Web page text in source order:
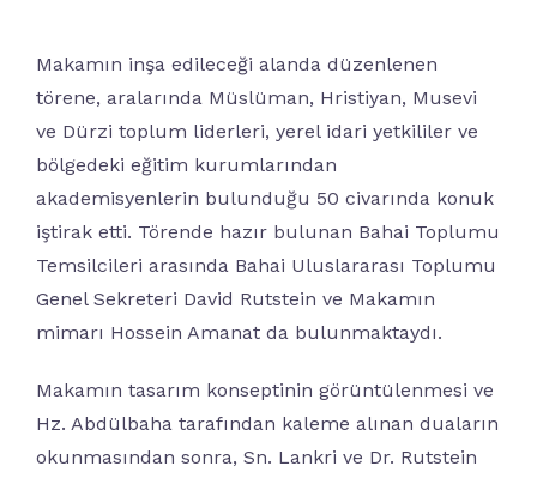
Makamın inşa edileceği alanda düzenlenen
törene, aralarında Müslüman, Hristiyan, Musevi
ve Dürzi toplum liderleri, yerel idari yetkililer ve
bölgedeki eğitim kurumlarından
akademisyenlerin bulunduğu 50 civarında konuk
iştirak etti. Törende hazır bulunan Bahai Toplumu
Temsilcileri arasında Bahai Uluslararası Toplumu
Genel Sekreteri David Rutstein ve Makamın
mimarı Hossein Amanat da bulunmaktaydı.
Makamın tasarım konseptinin görüntülenmesi ve
Hz. Abdülbaha tarafından kaleme alınan duaların
okunmasından sonra, Sn. Lankri ve Dr. Rutstein